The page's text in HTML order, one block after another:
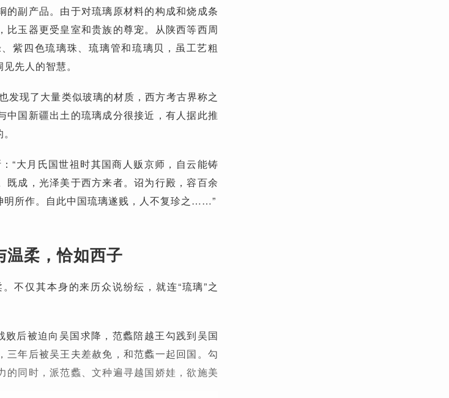
副产品。由于对琉璃原材料的构成和烧成条
玉器更受皇室和贵族的尊宠。从陕西等西周
紫四色琉璃珠、琉璃管和琉璃贝，虽工艺粗
先人的智慧。
发现了大量类似玻璃的材质，西方考古界称之
国新疆出土的琉璃成分很接近，有人据此推
“大月氏国世祖时其国商人贩京师，自云能铸
成，光泽美于西方来者。诏为行殿，容百余
明所作。自此中国琉璃遂贱，人不复珍之……”
温柔，恰如西子
不仅其本身的来历众说纷纭，就连“琉璃”之
后被迫向吴国求降，范蠡陪越王勾践到吴国
年后被吴王夫差赦免，和范蠡一起回国。勾
同时，派范蠡、文种遍寻越国娇娃，欲施美